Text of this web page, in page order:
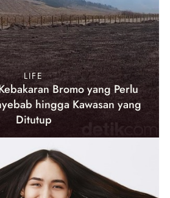
LIFE
Bromo yang Perlu
hingga Kawasan yang
Ditutup